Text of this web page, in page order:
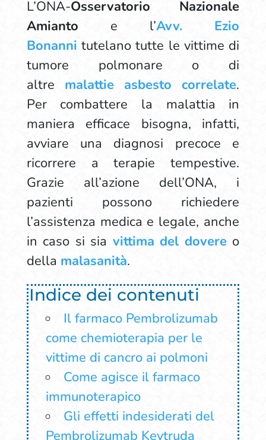
L’ONA-Osservatorio Nazionale
Amianto e l’Avv. Ezio
Bonanni tutelano tutte le vittime di
tumore polmonare o di
altre malattie asbesto correlate.
Per combattere la malattia in
maniera efficace bisogna, infatti,
avviare una diagnosi precoce e
ricorrere a terapie tempestive.
Grazie all’azione dell’ONA, i
pazienti possono richiedere
l’assistenza medica e legale, anche
in caso si sia vittima del dovere o
della malasanità.
Indice dei contenuti
Il farmaco Pembrolizumab
come chemioterapia per le
vittime di cancro ai polmoni
Come agisce il farmaco
immunoterapico
Gli effetti indesiderati del
Pembrolizumab Keytruda